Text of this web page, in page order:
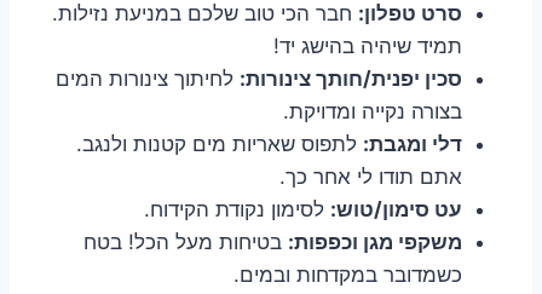
סרט טפלון: חבר הכי טוב שלכם במניעת נזילות.
תמיד שיהיה בהישג יד!
סכין יפנית/חותך צינורות: לחיתוך צינורות המים
בצורה נקייה ומדויקת.
דלי ומגבת: לתפוס שאריות מים קטנות ולנגב.
אתם תודו לי אחר כך.
עט סימון/טוש: לסימון נקודת הקידוח.
משקפי מגן וכפפות: בטיחות מעל הכל! בטח
כשמדובר במקדחות ובמים.